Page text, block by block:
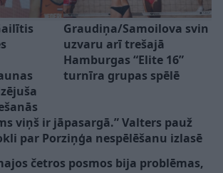
Graudiņa/Samoilova svin
uzvaru arī trešajā
Hamburgas “Elite 16”
turnīra grupas spēlē
viņš ir jāpasargā.” Valters pauž
par Porziņģa nespēlēšanu izlasē
četros posmos bija problēmas,